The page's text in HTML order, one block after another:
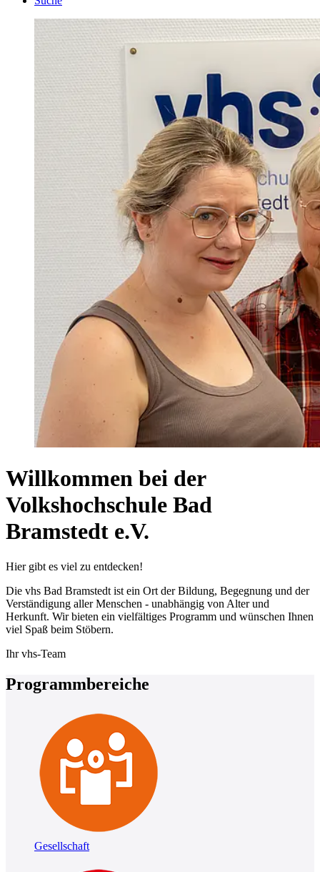
Willkommen bei der
Volkshochschule Bad
Bramstedt e.V.
Hier gibt es viel zu entdecken!
Die vhs Bad Bramstedt ist ein Ort der Bildung, Begegnung und der
Verständigung aller Menschen - unabhängig von Alter und
Herkunft. Wir bieten ein vielfältiges Programm und wünschen Ihnen
viel Spaß beim Stöbern.
Ihr vhs-Team
Programmbereiche
Gesellschaft